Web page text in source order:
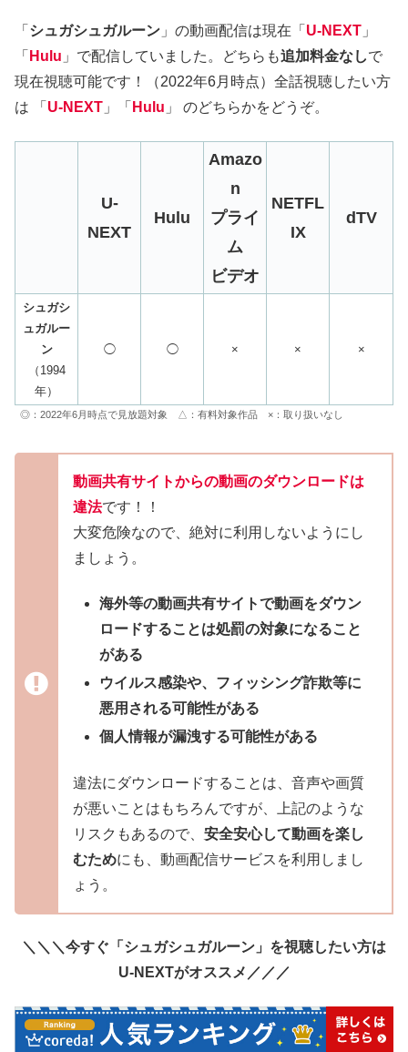
「 シュガシュガルーン 」の動画配信は現在「 U-NEXT 」
「 Hulu 」で配信していました。どちらも追加料金なしで
現在視聴可能です！（2022年6月時点）全話視聴したい方
は 「 U-NEXT 」「 Hulu 」 のどちらかをどうぞ。
U-
NEXT
Hulu
Amazo
n
プライ
ム
ビデオ
NETFL
IX
dTV
シュガシ
ュガルー
ン
（1994
年）
◯ ◯ × × ×
◎：2022年6月時点で見放題対象 △：有料対象作品 ×：取り扱いなし
動画共有サイトからの動画のダウンロードは
違法です！！
大変危険なので、絶対に利用しないようにし
ましょう。
海外等の動画共有サイトで動画をダウン
ロードすることは処罰の対象になること
がある
ウイルス感染や、フィッシング詐欺等に
悪用される可能性がある
個人情報が漏洩する可能性がある
違法にダウンロードすることは、音声や画質
が悪いことはもちろんですが、上記のような
リスクもあるので、 安全安心して動画を楽し
むためにも、動画配信サービスを利用しまし
ょう。
＼＼＼今すぐ「シュガシュガルーン」を視聴したい方は
U-NEXTがオススメ／／／